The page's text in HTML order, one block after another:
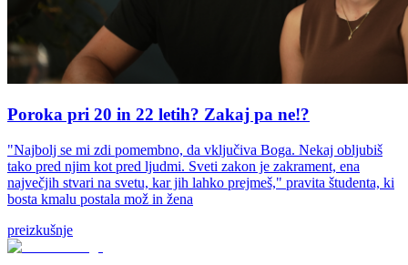
Poroka pri 20 in 22 letih? Zakaj pa ne!?
"Najbolj se mi zdi pomembno, da vključiva Boga. Nekaj obljubiš
tako pred njim kot pred ljudmi. Sveti zakon je zakrament, ena
največjih stvari na svetu, kar jih lahko prejmeš," pravita študenta, ki
bosta kmalu postala mož in žena
preizkušnje